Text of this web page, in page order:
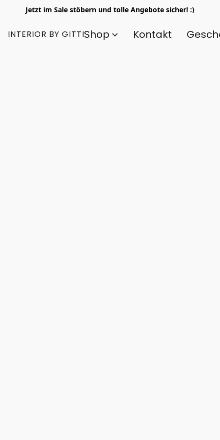
Jetzt im Sale stöbern und tolle Angebote sicher! :)
INTERIOR BY GITTIShop Kontakt